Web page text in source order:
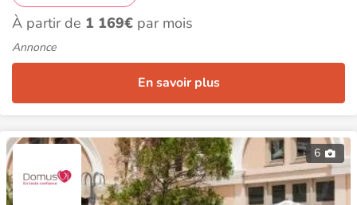
À partir de 1 169€ par mois
Annonce
En savoir plus
6